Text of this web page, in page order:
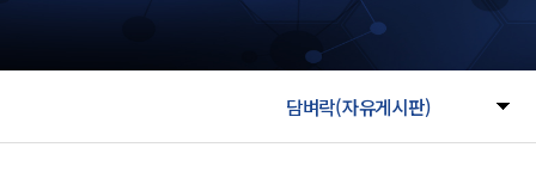
담벼락(자유게시판)